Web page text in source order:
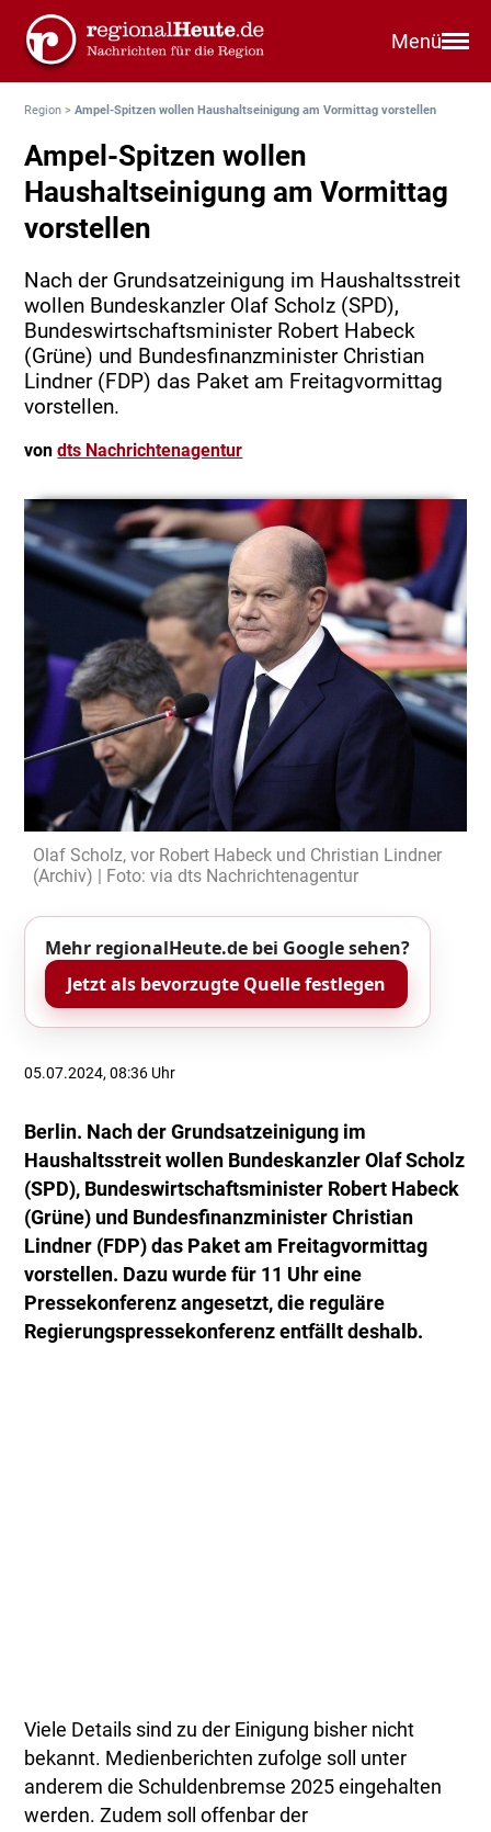
Menü
Region >Ampel-Spitzen wollen Haushaltseinigung am Vormittag vorstellen
Ampel-Spitzen wollen
Haushaltseinigung am Vormittag
vorstellen
Nach der Grundsatzeinigung im Haushaltsstreit
wollen Bundeskanzler Olaf Scholz (SPD),
Bundeswirtschaftsminister Robert Habeck
(Grüne) und Bundesfinanzminister Christian
Lindner (FDP) das Paket am Freitagvormittag
vorstellen.
vondts Nachrichtenagentur
Olaf Scholz, vor Robert Habeck und Christian Lindner
(Archiv) | Foto: via dts Nachrichtenagentur
Mehr regionalHeute.de bei Google sehen?
Jetzt als bevorzugte Quelle festlegen
05.07.2024, 08:36 Uhr
Berlin. Nach der Grundsatzeinigung im
Haushaltsstreit wollen Bundeskanzler Olaf Scholz
(SPD), Bundeswirtschaftsminister Robert Habeck
(Grüne) und Bundesfinanzminister Christian
Lindner (FDP) das Paket am Freitagvormittag
vorstellen. Dazu wurde für 11 Uhr eine
Pressekonferenz angesetzt, die reguläre
Regierungspressekonferenz entfällt deshalb.
Viele Details sind zu der Einigung bisher nicht
bekannt. Medienberichten zufolge soll unter
anderem die Schuldenbremse 2025 eingehalten
werden. Zudem soll offenbar der